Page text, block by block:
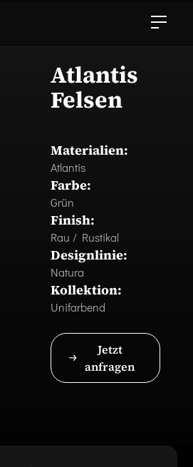
Atlantis
Felsen
Materialien:
Atlantis
Farbe:
Grün
Finish:
Rau / Rustikal
Designlinie:
Natura
Kollektion:
Unifarbend
Jetzt
anfragen